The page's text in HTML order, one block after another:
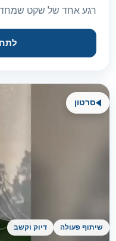
רגע אחד של שקט
סרטון
שיתוף פעולה דיוק וקשב